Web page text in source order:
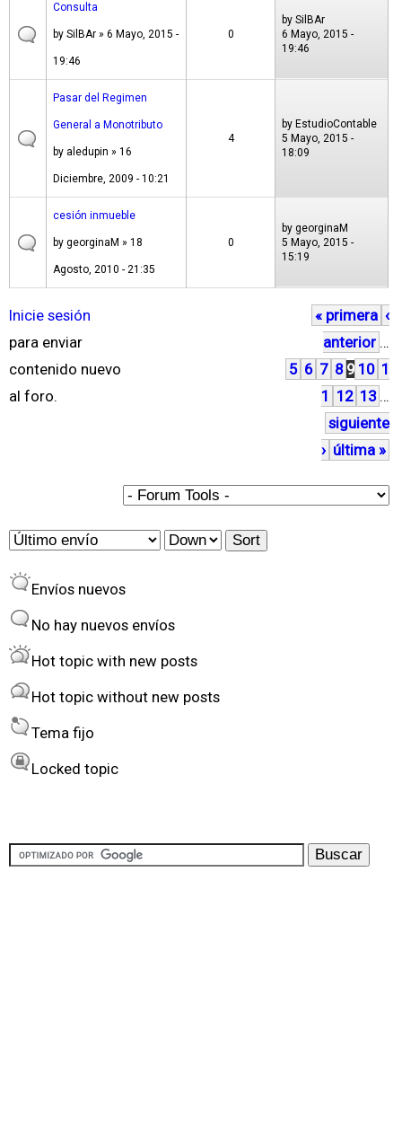
Consulta
by SilBAr » 6 Mayo, 2015 -
19:46
0
by SilBAr
6 Mayo, 2015 -
19:46
Pasar del Regimen
General a Monotributo
by aledupin » 16
Diciembre, 2009 - 10:21
4
by EstudioContable
5 Mayo, 2015 -
18:09
cesión inmueble
by georginaM » 18
Agosto, 2010 - 21:35
0
by georginaM
5 Mayo, 2015 -
15:19
Inicie sesión
para enviar
contenido nuevo
al foro.
P
á
g
« primera ‹
anterior …
5 6 7 8 9 10 1
1 12 13 …
siguiente
› última »
O
d
e
r
y
S
t
Envíos nuevos
No hay nuevos envíos
Hot topic with new posts
Hot topic without new posts
Tema fijo
Locked topic